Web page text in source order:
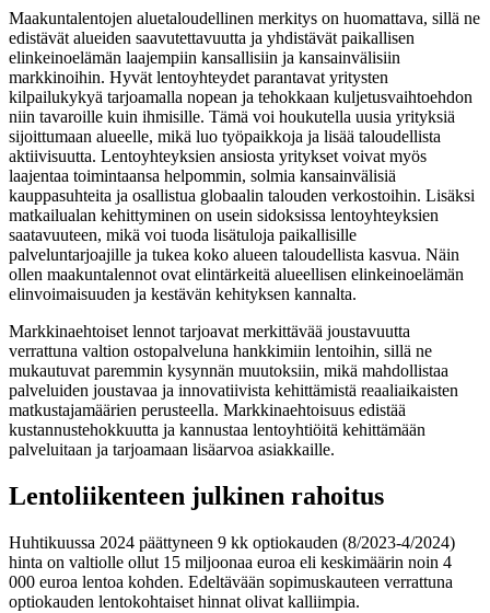
Maakuntalentojen aluetaloudellinen merkitys on huomattava, sillä ne
edistävät alueiden saavutettavuutta ja yhdistävät paikallisen
elinkeinoelämän laajempiin kansallisiin ja kansainvälisiin
markkinoihin. Hyvät lentoyhteydet parantavat yritysten
kilpailukykyä tarjoamalla nopean ja tehokkaan kuljetusvaihtoehdon
niin tavaroille kuin ihmisille. Tämä voi houkutella uusia yrityksiä
sijoittumaan alueelle, mikä luo työpaikkoja ja lisää taloudellista
aktiivisuutta. Lentoyhteyksien ansiosta yritykset voivat myös
laajentaa toimintaansa helpommin, solmia kansainvälisiä
kauppasuhteita ja osallistua globaalin talouden verkostoihin. Lisäksi
matkailualan kehittyminen on usein sidoksissa lentoyhteyksien
saatavuuteen, mikä voi tuoda lisätuloja paikallisille
palveluntarjoajille ja tukea koko alueen taloudellista kasvua. Näin
ollen maakuntalennot ovat elintärkeitä alueellisen elinkeinoelämän
elinvoimaisuuden ja kestävän kehityksen kannalta.
Markkinaehtoiset lennot tarjoavat merkittävää joustavuutta
verrattuna valtion ostopalveluna hankkimiin lentoihin, sillä ne
mukautuvat paremmin kysynnän muutoksiin, mikä mahdollistaa
palveluiden joustavaa ja innovatiivista kehittämistä reaaliaikaisten
matkustajamäärien perusteella. Markkinaehtoisuus edistää
kustannustehokkuutta ja kannustaa lentoyhtiöitä kehittämään
palveluitaan ja tarjoamaan lisäarvoa asiakkaille.
Lentoliikenteen julkinen rahoitus
Huhtikuussa 2024 päättyneen 9 kk optiokauden (8/2023-4/2024)
hinta on valtiolle ollut 15 miljoonaa euroa eli keskimäärin noin 4
000 euroa lentoa kohden. Edeltävään sopimuskauteen verrattuna
optiokauden lentokohtaiset hinnat olivat kalliimpia.